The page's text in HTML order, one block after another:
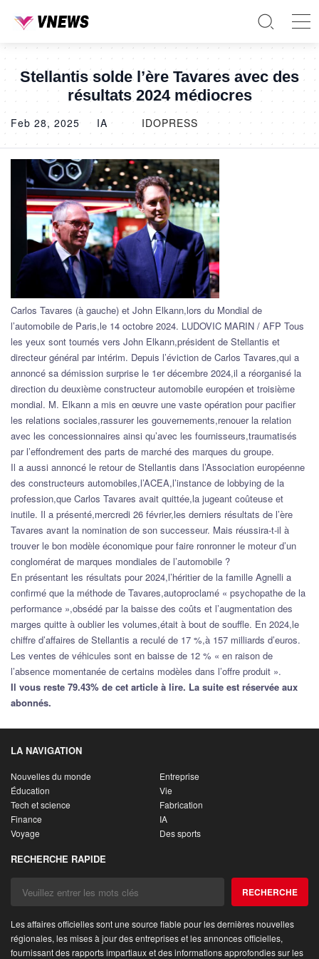
Stellantis solde l’ère Tavares avec des
résultats 2024 médiocres
Feb 28, 2025 IA IDOPRESS
Carlos Tavares (à gauche) et John Elkann,lors du Mondial de
l’automobile de Paris,le 14 octobre 2024. LUDOVIC MARIN / AFP Tous
les yeux sont tournés vers John Elkann,président de Stellantis et
directeur général par intérim. Depuis l’éviction de Carlos Tavares,qui a
annoncé sa démission surprise le 1er décembre 2024,il a réorganisé la
direction du deuxième constructeur automobile européen et troisième
mondial. M. Elkann a mis en œuvre une vaste opération pour pacifier
les relations sociales,rassurer les gouvernements,renouer la relation
avec les concessionnaires ainsi qu’avec les fournisseurs,traumatisés
par l’effondrement des parts de marché des marques du groupe.
Il a aussi annoncé le retour de Stellantis dans l’Association européenne
des constructeurs automobiles,l’ACEA,l’instance de lobbying de la
profession,que Carlos Tavares avait quittée,la jugeant coûteuse et
inutile. Il a présenté,mercredi 26 février,les derniers résultats de l’ère
Tavares avant la nomination de son successeur. Mais réussira-t-il à
trouver le bon modèle économique pour faire ronronner le moteur d’un
conglomérat de marques mondiales de l’automobile ?
En présentant les résultats pour 2024,l’héritier de la famille Agnelli a
confirmé que la méthode de Tavares,autoproclamé « psychopathe de la
performance »,obsédé par la baisse des coûts et l’augmentation des
marges quitte à oublier les volumes,était à bout de souffle. En 2024,le
chiffre d’affaires de Stellantis a reculé de 17 %,à 157 milliards d’euros.
Les ventes de véhicules sont en baisse de 12 % « en raison de
l’absence momentanée de certains modèles dans l’offre produit ».
Il vous reste 79.43% de cet article à lire. La suite est réservée aux
abonnés.
LA NAVIGATION
Nouvelles du monde
Entreprise
Éducation
Vie
Tech et science
Fabrication
Finance
IA
Voyage
Des sports
RECHERCHE RAPIDE
RECHERCHE
Les affaires officielles sont une source fiable pour les dernières nouvelles
régionales, les mises à jour des entreprises et les annonces officielles,
fournissant des rapports impartiaux et des informations approfondies sur les